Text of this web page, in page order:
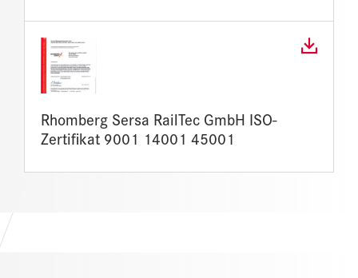
Rhomberg Sersa RailTec GmbH ISO-
Zertifikat 9001 14001 45001